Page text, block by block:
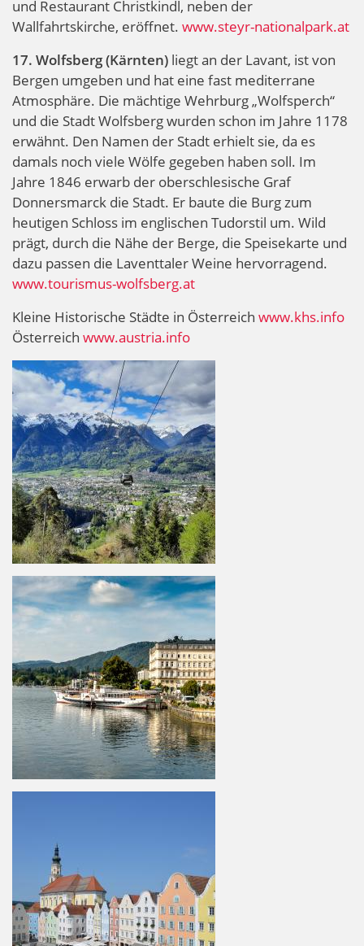
und Restaurant Christkindl, neben der
Wallfahrtskirche, eröffnet. www.steyr-nationalpark.at
17. Wolfsberg (Kärnten) liegt an der Lavant, ist von
Bergen umgeben und hat eine fast mediterrane
Atmosphäre. Die mächtige Wehrburg „Wolfsperch“
und die Stadt Wolfsberg wurden schon im Jahre 1178
erwähnt. Den Namen der Stadt erhielt sie, da es
damals noch viele Wölfe gegeben haben soll. Im
Jahre 1846 erwarb der oberschlesische Graf
Donnersmarck die Stadt. Er baute die Burg zum
heutigen Schloss im englischen Tudorstil um. Wild
prägt, durch die Nähe der Berge, die Speisekarte und
dazu passen die Laventtaler Weine hervorragend.
www.tourismus-wolfsberg.at
Kleine Historische Städte in Österreich www.khs.info
Österreich www.austria.info